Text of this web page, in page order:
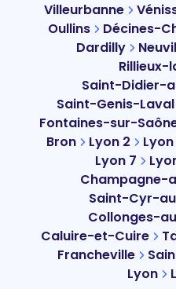
Villeurbanne
Oullins
Décines-
Dardilly
Rillieux-
Saint-Didier-
Saint-Genis-Laval
Fontaines-sur-
Bron
Lyon 2 Lyon
Lyon 7
Champagne-
Saint-Cyr-
Collonges-
Caluire-et-Cuire
Francheville
Lyon